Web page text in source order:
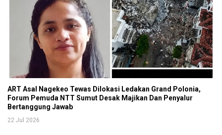
ART Asal Nagekeo Tewas Dilokasi Ledakan Grand Polonia,
Forum Pemuda NTT Sumut Desak Majikan Dan Penyalur
Bertanggung Jawab
22 Jul 2026